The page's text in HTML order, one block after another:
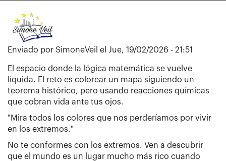
Enviado por SimoneVeil el Jue, 19/02/2026 - 21:51
El espacio donde la lógica matemática se vuelve
líquida. El reto es colorear un mapa siguiendo un
teorema histórico, pero usando reacciones químicas
que cobran vida ante tus ojos.
"Mira todos los colores que nos perderíamos por vivir
en los extremos."
No te conformes con los extremos. Ven a descubrir
que el mundo es un lugar mucho más rico cuando